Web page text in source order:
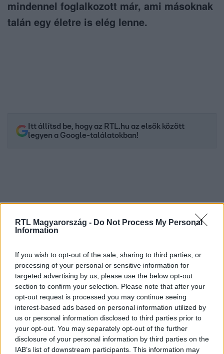
RTL Magyarország - Do Not Process My Personal
Information
If you wish to opt-out of the sale, sharing to third parties, or
processing of your personal or sensitive information for
targeted advertising by us, please use the below opt-out
section to confirm your selection. Please note that after your
opt-out request is processed you may continue seeing
interest-based ads based on personal information utilized by
us or personal information disclosed to third parties prior to
your opt-out. You may separately opt-out of the further
disclosure of your personal information by third parties on the
IAB’s list of downstream participants. This information may
mindennel foglalkozott már, ami másoknak
talán egy életre is elég lenne.
Itt állítsd be, hogy az RTL.hu az elsők között
legyen a Google-találatokban!
Kövess minket, és értesülj a friss hírekről a
Facebookon is!
Követem